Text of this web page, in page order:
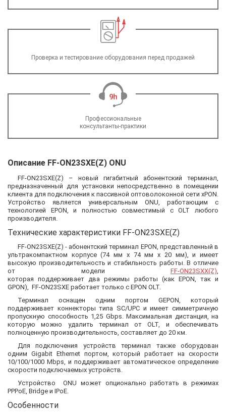
Проверка и тестирование оборудования перед продажей
Профессиональные
консультанты-практики
Описание FF-ON23SXE(Z) ONU
FF-ON23SXE(Z) – новый гигабитный абонентский терминал,
предназначенный для установки непосредственно в помещении
клиента для подключения к пассивной оптоволоконной сети xPON.
Устройство является универсальным ONU, работающим с
технологией EPON, и полностью совместимый с OLT любого
производителя.
Технические характеристики FF-ON23SXE(Z)
FF-ON23SXE(Z) - абонентский терминал EPON, представленный в
ультракомпактном корпусе (74 мм х 74 мм х 20 мм), и имеет
высокую производительность и стабильность работы. В отличие
от модели FF-ON23SXX(Z),
которая поддерживает два режимы работы (как EPON, так и
GPON), FF-ON23SXE работает только с EPON OLT.
Терминал оснащен одним портом GEPON, который
поддерживает коннекторы типа SC/UPC и имеет симметричную
пропускную способность 1,25 Gbps. Максимальная дистанция, на
которую можно удалить терминал от OLT, и обеспечивать
полноценную производительность, составляет до 20 км.
Для подключения устройств терминал также оборудован
одним Gigabit Ethernet портом, который работает на скорости
10/100/1000 Mbps, и поддерживает автоматическое определение
скорости подключаемых устройств.
Устройство ONU может опционально работать в режимах
PPPoE, Bridge и IPoE.
Особенности